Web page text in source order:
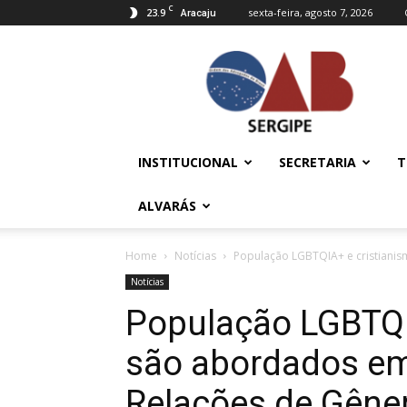
23.9 C Aracaju sexta-feira, agosto 7, 2026
OAB/SE
Ordem
do
INSTITUCIONAL SECRETARIA
ALVARÁS
Home Notícias População LGBTQIA+ e
Notícias
População
são abordados